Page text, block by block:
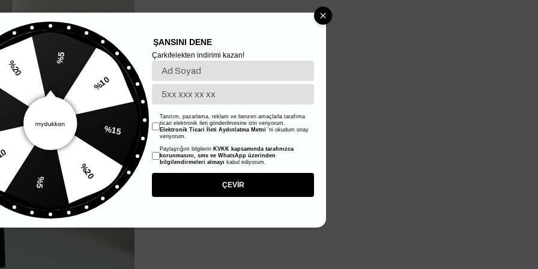
%5
%10
%20
%5
%20
ŞANSINI DENE
Çarkıfelekten indirimi kazan!
Tanıtım, pazarlama, reklam ve benzeri amaçlarla tarafıma
ticari elektronik ileti gönderilmesine izin veriyorum.
Elektronik Ticari İleti Aydınlatma Metni 'ni okudum onay
veriyorum.
Paylaştığım bilgilerin KVKK kapsamında tarafınızca
korunmasını, sms ve WhatsApp üzerinden
bilgilendirmeleri almayı kabul ediyorum.
ÇEVİR